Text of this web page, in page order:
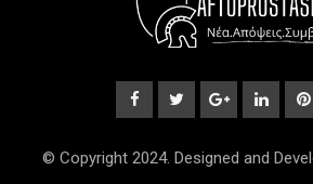
© Copyright 2024. Designed and